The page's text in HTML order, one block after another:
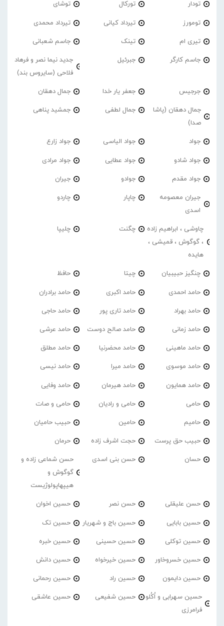
تودار تورکال توشای
تومورز تیرداد کیانی تیرداد محمدی
تیری ام تینک جاسم شعبانی
جاسم کارگر جبرئیل
جدید نیما نصر و فرهاد
فلاحی (سایروس بند)
جرجیس جعفر یار خدا جمال دهقان
جمال دهقان (پاشا
صدا)
جمال لطفی جمشید پناهی
جواد جواد الیاسی جواد زارع
جواد شادو جواد عطایی جواد مرادی
جواد مقدم جوادو جیران
جیران معصومه
اسدی
چاپار چاردو
چاوشی ، ابراهیم زاده
، گوگوش ، قمیشی ،
هایده
چگنت چلیپا
چنگیز حبیبیان چیتا حافظ
حامد احمدی حامد اکبری حامد برادران
حامد بهراد حامد تاری پور حامد حاجی
حامد زمانی حامد صالح دوست حامد عرشی
حامد ماهینی حامد محضرنیا حامد مطلق
حامد موسوی حامد میرا حامد نیسی
حامد همایون حامد هیرمان حامد وفایی
حامی حامی و رادیان حامی و صات
حامیم حامین حبیب حامیان
حبیب حق پرست حجت اشرف زاده حرمان
حسان حسن بنی اسدی
حسن شماعی زاده و
گوگوش و
هیپهاپولوژیست
حسن علیقلی حسن نصر حسین اخوان
حسین بابایی حسین باج و شهریار حسین تک
حسین توکلی حسین حسینی حسین خبره
حسین خسروخاور حسین خیرخواه حسین دانش
حسین دایمون حسین راد حسین رحمانی
حسین سهرابی و اُکُلو
فرامرزی
حسین شفیعی حسین عاشقی